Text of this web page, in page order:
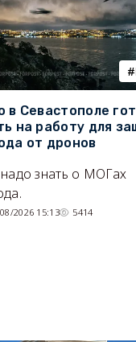
в Севастополе
на работу для
от дронов
знать о МОГах
2026 15:13 5414